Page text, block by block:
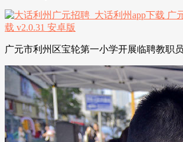
广元市利州区宝轮第一小学开展临聘教职